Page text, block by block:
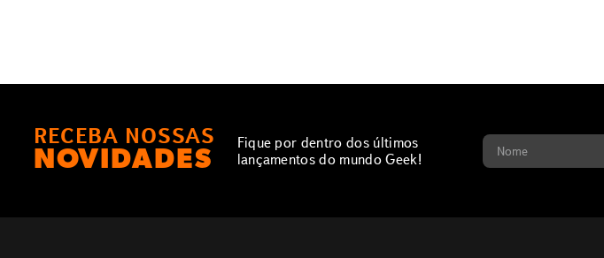
RECEBA NOSSAS
NOVIDADES
Fique por dentro dos últimos
lançamentos do mundo Geek!